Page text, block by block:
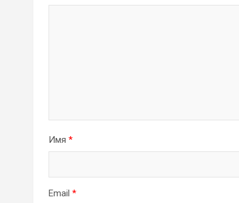
Имя *
Email *